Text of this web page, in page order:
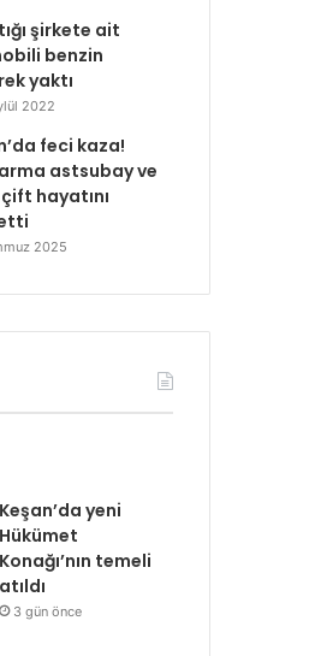
şirkete ait
benzin
yaktı
2022
feci kaza!
astsubay ve
hayatını
2025
Keşan’da yeni
Hükümet
Konağı’nın temeli
atıldı
3 gün önce